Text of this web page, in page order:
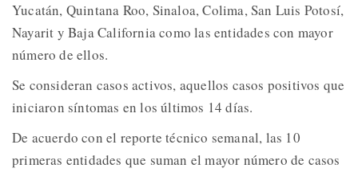
Yucatán, Quintana Roo, Sinaloa, Colima, San Luis Potosí,
Nayarit y Baja California como las entidades con mayor
número de ellos.
Se consideran casos activos, aquellos casos positivos que
iniciaron síntomas en los últimos 14 días.
De acuerdo con el reporte técnico semanal, las 10
primeras entidades que suman el mayor número de casos